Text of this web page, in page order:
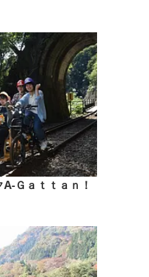
Ｇａｔｔａｎ！